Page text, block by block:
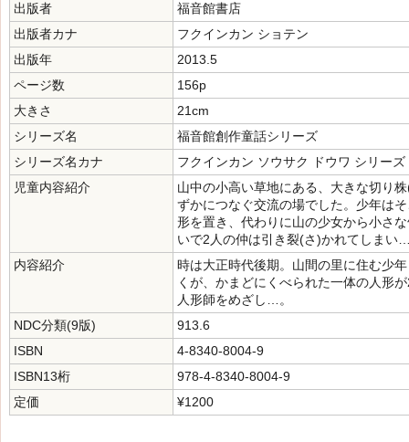
出版者
福音館書店
出版者カナ
フクインカン ショテン
出版年
2013.5
ページ数
156p
大きさ
21cm
シリーズ名
福音館創作童話シリーズ
シリーズ名カナ
フクインカン ソウサク ドウワ シリーズ
児童内容紹介
山中の小高い草地にある、大きな切り
ずかにつなぐ交流の場でした。少年は
形を置き、代わりに山の少女から小さ
いで2人の仲は引き裂(さ)かれてしまい
内容紹介
時は大正時代後期。山間の里に住む少
くが、かまどにくべられた一体の人形
人形師をめざし…。
NDC分類(9版)
913.6
ISBN
4-8340-8004-9
ISBN13桁
978-4-8340-8004-9
定価
¥1200